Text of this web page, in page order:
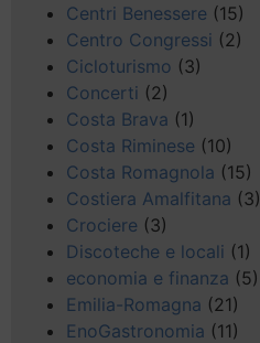
Centri Benessere (15)
Centro Congressi (2)
Cicloturismo (3)
Concerti (2)
Costa Brava (1)
Costa Riminese (10)
Costa Romagnola (15)
Costiera Amalfitana (3)
Crociere (3)
Discoteche e locali (1)
economia e finanza (5)
Emilia-Romagna (21)
EnoGastronomia (11)